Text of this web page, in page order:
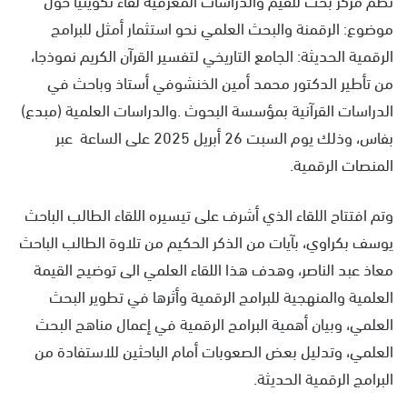
موضوع: الرقمنة والبحث العلمي نحو استثمار أمثل للبرامج
الرقمية الحديثة: الجامع التاريخي لتفسير القرآن الكريم نموذجا،
من تأطير الدكتور محمد أمين الخنشوفي أستاذ وباحث في
الدراسات القرآنية بمؤسسة البحوث .والدراسات العلمية (مبدع)
بفاس، وذلك يوم السبت 26 أبريل 2025 على الساعة عبر
المنصات الرقمية.
وتم افتتاح اللقاء الذي أشرف على تيسيره اللقاء الطالب الباحث
يوسف بكراوي، بآيات من الذكر الحكيم من تلاوة الطالب الباحث
معاذ عبد الناصر، وهدف هذا اللقاء العلمي الى توضيح القيمة
العلمية والمنهجية للبرامج الرقمية وأثرها في تطوير البحث
العلمي، وبيان أهمية البرامج الرقمية في إعمال مناهج البحث
العلمي، وتدليل بعض الصعوبات أمام الباحثين للاستفادة من
البرامج الرقمية الحديثة.